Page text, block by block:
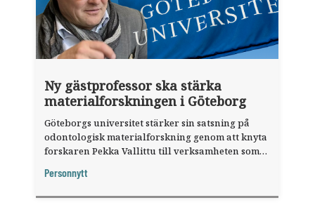
Ny gästprofessor ska stärka
materialforskningen i Göteborg
Göteborgs universitet stärker sin satsning på
odontologisk materialforskning genom att knyta
forskaren Pekka Vallittu till verksamheten som
Personnytt